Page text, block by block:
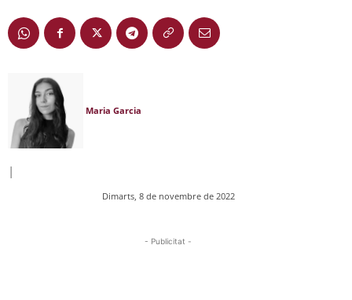
Maria Garcia
|
Dimarts, 8 de novembre de 2022
- Publicitat -